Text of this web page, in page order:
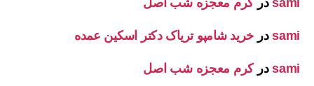
samiدرکرم معجزه شب اصل
samiدر خرید شامپو تریاک دکتر اسکین عمده
samiدرکرم معجزه شب اصل